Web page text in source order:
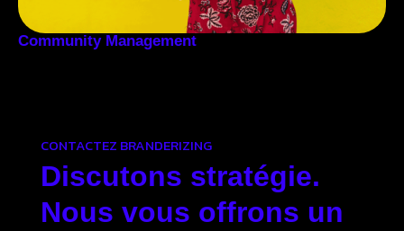
Community Management
CONTACTEZ BRANDERIZING
Discutons stratégie.
Nous vous offrons un